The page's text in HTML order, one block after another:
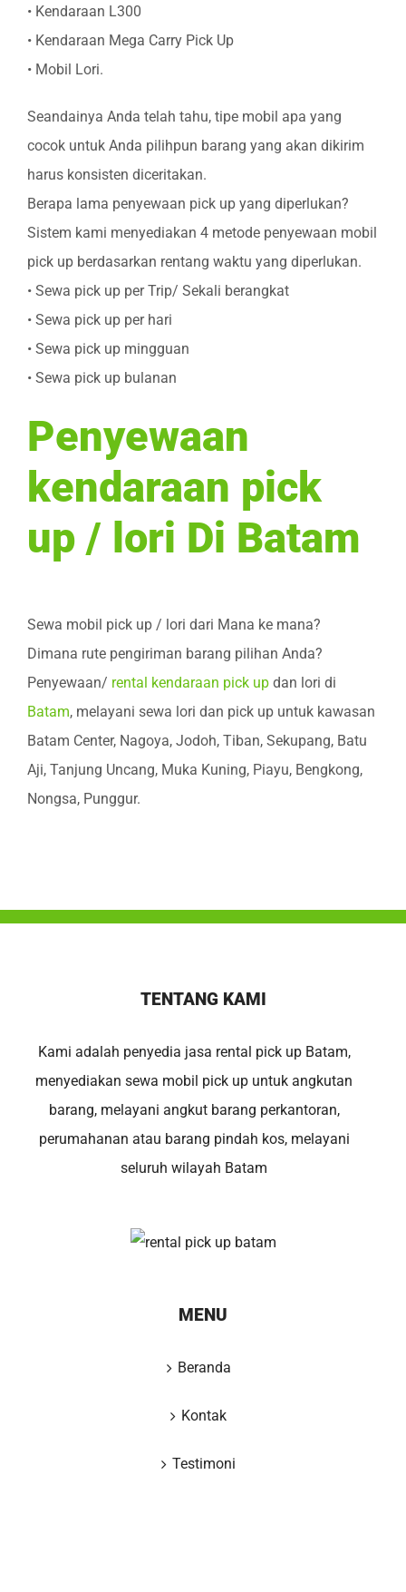
• Kendaraan L300
• Kendaraan Mega Carry Pick Up
• Mobil Lori.
Seandainya Anda telah tahu, tipe mobil apa yang
cocok untuk Anda pilihpun barang yang akan dikirim
harus konsisten diceritakan.
Berapa lama penyewaan pick up yang diperlukan?
Sistem kami menyediakan 4 metode penyewaan mobil
pick up berdasarkan rentang waktu yang diperlukan.
• Sewa pick up per Trip/ Sekali berangkat
• Sewa pick up per hari
• Sewa pick up mingguan
• Sewa pick up bulanan
Penyewaan
kendaraan pick
up / lori Di Batam
Sewa mobil pick up / lori dari Mana ke mana?
Dimana rute pengiriman barang pilihan Anda?
Penyewaan/ rental kendaraan pick up dan lori di
Batam, melayani sewa lori dan pick up untuk kawasan
Batam Center, Nagoya, Jodoh, Tiban, Sekupang, Batu
Aji, Tanjung Uncang, Muka Kuning, Piayu, Bengkong,
Nongsa, Punggur.
TENTANG KAMI
Kami adalah penyedia jasa rental pick up Batam,
menyediakan sewa mobil pick up untuk angkutan
barang, melayani angkut barang perkantoran,
perumahanan atau barang pindah kos, melayani
seluruh wilayah Batam
MENU
Beranda
Kontak
Testimoni